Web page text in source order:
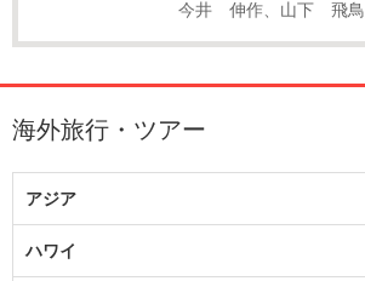
今井 伸作、山下 飛鳥
海外旅行・ツアー
アジア
ハワイ